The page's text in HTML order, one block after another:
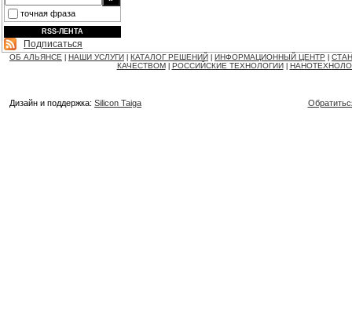
точная фраза
RSS-ЛЕНТА
Подписаться
ОБ АЛЬЯНСЕ НАШИ УСЛУГИ КАТАЛОГ РЕШЕНИЙ ИНФОРМАЦИОННЫЙ ЦЕНТР
КАЧЕСТВОМ
РОССИЙСКИЕ ТЕХНОЛОГИИ
Дизайн и поддержка: Silicon Taiga